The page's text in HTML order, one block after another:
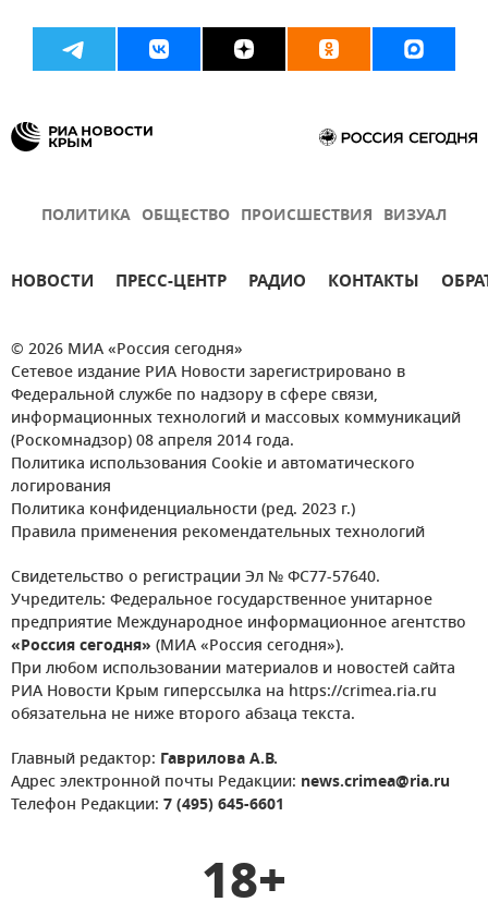
ПОЛИТИКА ОБЩЕСТВО ПРОИСШЕСТВИЯ ВИЗУАЛ
НОВОСТИ ПРЕСС-ЦЕНТР РАДИО КОНТАКТЫ
© 2026 МИА «Россия сегодня»
Сетевое издание РИА Новости зарегистрировано в
Федеральной службе по надзору в сфере связи,
информационных технологий и массовых коммуникаций
(Роскомнадзор) 08 апреля 2014 года.
Политика использования Cookie и автоматического
логирования
Политика конфиденциальности (ред. 2023 г.)
Правила применения рекомендательных технологий
Свидетельство о регистрации Эл № ФС77-57640.
Учредитель: Федеральное государственное унитарное
предприятие Международное информационное агентство
«Россия сегодня» (МИА «Россия сегодня»).
При любом использовании материалов и новостей сайта
РИА Новости Крым гиперссылка на https://crimea.ria.ru
обязательна не ниже второго абзаца текста.
Главный редактор: Гаврилова А.В.
Адрес электронной почты Редакции: news.crimea@ria.ru
Телефон Редакции: 7 (495) 645-6601
18+